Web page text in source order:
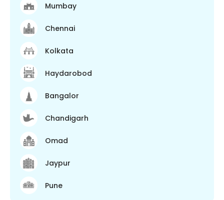
Mumbay
Chennai
Kolkata
Haydarobod
Bangalor
Chandigarh
Omad
Jaypur
Pune